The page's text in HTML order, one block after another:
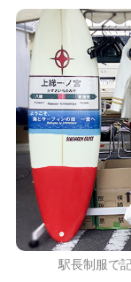
駅長制服で